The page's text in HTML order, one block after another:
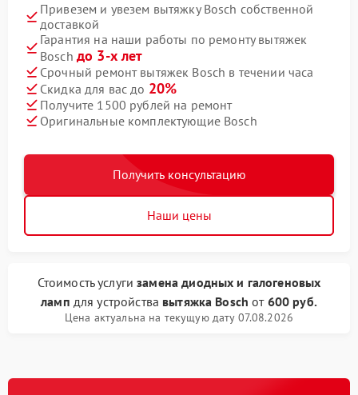
Привезем и увезем вытяжку Bosch собственной
доставкой
Гарантия на наши работы по ремонту вытяжек
Bosch до 3-х лет
Срочный ремонт вытяжек Bosch в течении часа
Скидка для вас до 20%
Получите 1500 рублей на ремонт
Оригинальные комплектующие Bosch
Получить консультацию
Наши цены
Стоимость услугизамена диодных и галогеновых
ламп для устройства вытяжка Bosch от 600 руб.
Цена актуальна на текущую дату 07.08.2026